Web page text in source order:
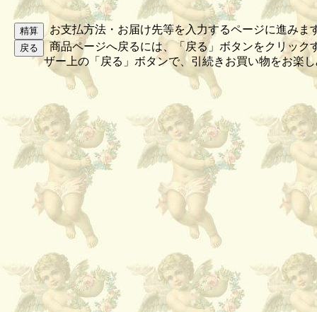
お支払方法・お届け先等を入力するページに進みま
商品ページへ戻るには、「戻る」ボタンをクリック
ザー上の「戻る」ボタンで、引続きお買い物をお楽